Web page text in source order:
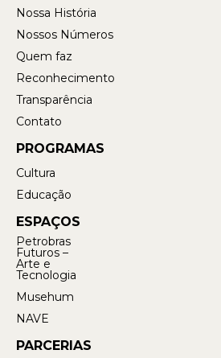
Nossa História
Nossos Números
Quem faz
Reconhecimento
Transparência
Contato
PROGRAMAS
Cultura
Educação
ESPAÇOS
Petrobras
Futuros –
Arte e
Tecnologia
Musehum
NAVE
PARCERIAS